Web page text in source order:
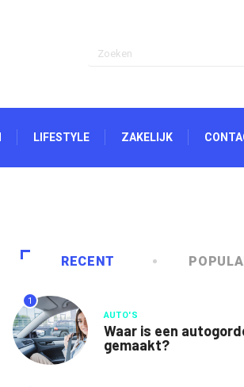
LIFESTYLE ZAKELIJK
RECENT
1
AUTO'S
Waar is een
gemaakt?